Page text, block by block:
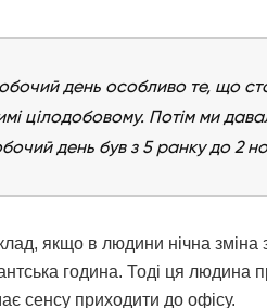
день особливо те, що
цілодобовому. Потім ми
день був з 5 ранку до 2
якщо в людини нічна зміна
година. Тоді ця людина
сенсу приходити до офісу.